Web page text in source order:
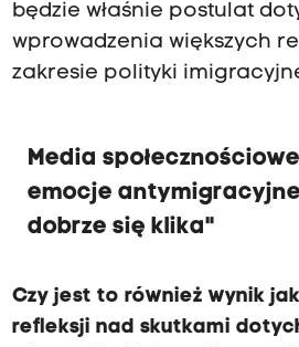
będzie właśnie postulat
wprowadzenia większych
zakresie polityki
Media
emocje
dobrze się klika"
Czy jest to również wynik
refleksji nad skutkami